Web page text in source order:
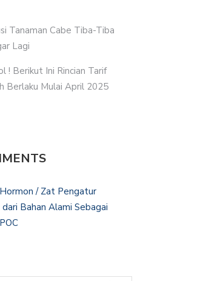
Tanaman Cabe Tiba-Tiba
Lagi
! Berikut Ini Rincian Tarif
Berlaku Mulai April 2025
/ Zat Pengatur
Bahan Alami Sebagai